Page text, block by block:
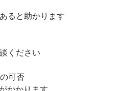
ると助かります
ください
可否